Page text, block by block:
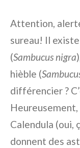
Attention,
sureau! Il
(Sambucus nigra
hièble (
différencier ?
Calendula (oui,
donnent des